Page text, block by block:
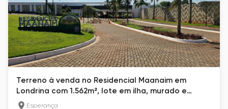
Terreno à venda no Residencial Maanaim em
Londrina com 1.562m², lote em ilha, murado e
pronto para construir
Esperança